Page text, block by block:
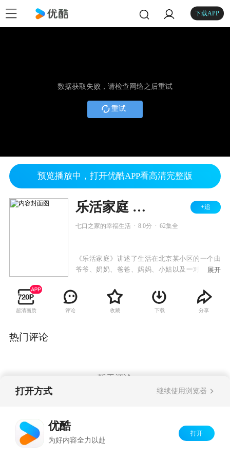
下载APP
数据获取失败，请检查网络之后重试
重试
预览播放中，打开优酷APP看高清完整版
乐活家庭 第二部 +追
七口之家的幸福生活 8.0分 62集全
《乐活家庭》讲述了生活在北京某小区的一个由
爷爷、奶奶、爸爸、妈妈、小姑以及一对可爱的
打造过《家有儿女》的中视美星国际文化传媒公
司出品，高亚麟、牛莉、闫妮、姜超、沙溢、范
明、洪剑涛、林永健、殷桃等情景剧红星共同出
展开
超清画质 评论 收藏 下载 分享
热门评论
暂无评论
打开方式 继续使用浏览器
优酷
为好内容全力以赴
打开